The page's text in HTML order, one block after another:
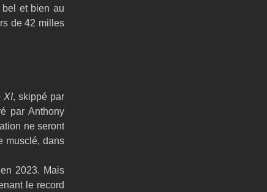
bel et bien au
de 42 milles
XI, skippé par
par Anthony
ne seront
musclé, dans
2023. Mais
le record